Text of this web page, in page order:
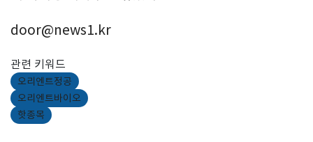
door@news1.kr
관련 키워드
오리엔트정공
오리엔트바이오
핫종목